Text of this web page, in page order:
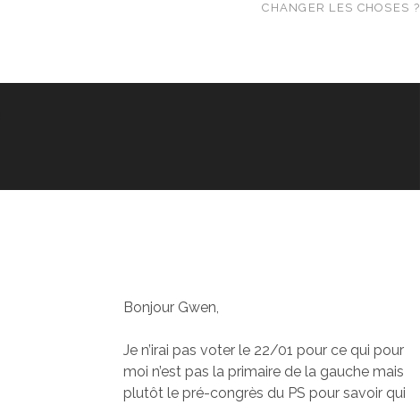
CHANGER LES CHOSES ?
Bonjour Gwen,
Je n’irai pas voter le 22/01 pour ce qui pour
moi n’est pas la primaire de la gauche mais
plutôt le pré-congrès du PS pour savoir qui